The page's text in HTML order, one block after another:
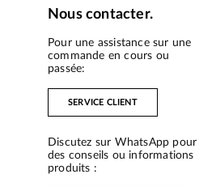
Nous contacter.
Pour une assistance sur une
commande en cours ou
passée:
SERVICE CLIENT
Discutez sur WhatsApp pour
des conseils ou informations
produits :